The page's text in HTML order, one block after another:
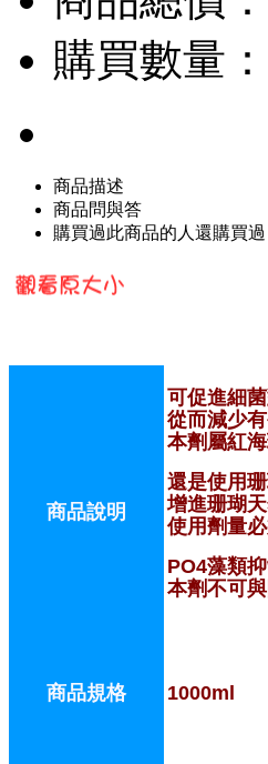
購買數量：
商品描述
商品問與答
購買過此商品的人還購買過
商品說明
可促進細
從而減少
本劑屬紅
還是使用
增進珊瑚
使用劑量
PO4藻類抑
本劑不可
商品規格 1000ml